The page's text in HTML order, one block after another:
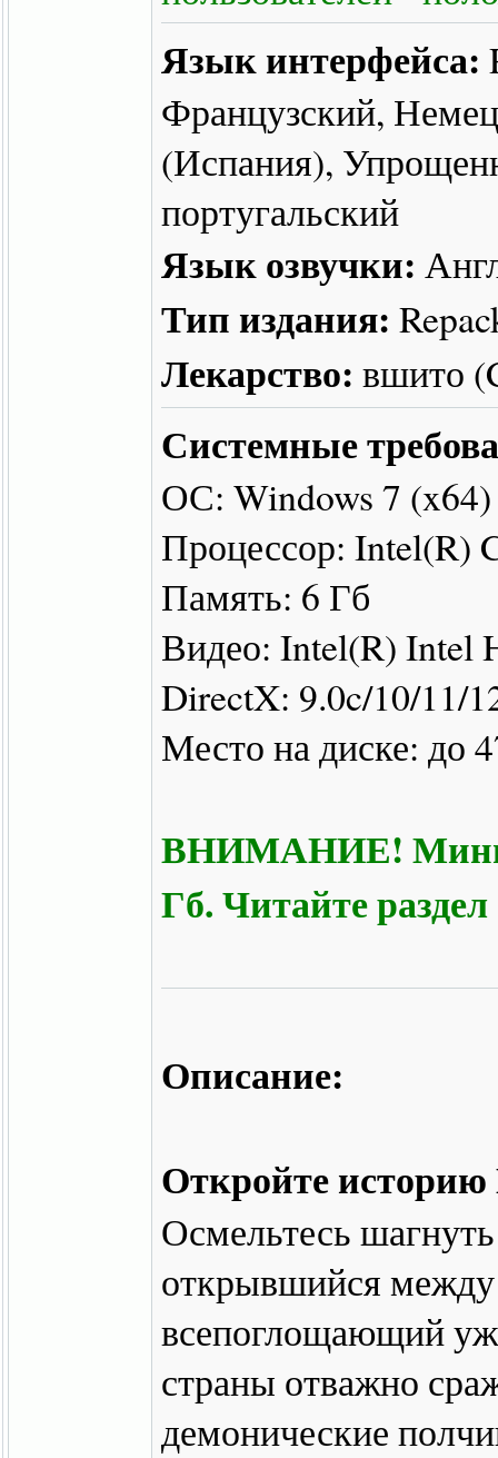
Язык интерфейса:
Французский,
(Испания),
португальский
Язык озвучки:
Тип издания:
Лекарство: вшито
Системные
ОС: Windows 7 (x64)
Процессор: Intel(R)
Память: 6 Гб
Видео: Intel(R) Intel
DirectX: 9.0c/10/11/
Место на диске: до
ВНИМАНИЕ!
Гб. Читайте раздел
Описание:
Откройте историю
Осмельтесь
открывшийся
всепоглощающий
страны отважно
демонические